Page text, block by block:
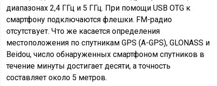
диапазонах 2,4 ГГц и 5 ГГц. При помощи USB OTG к
смартфону подключаются флешки. FM-радио
отсутствует. Что же касается определения
местоположения по спутникам GPS (A-GPS), GLONASS и
Beidou, число обнаруженных смартфоном спутников в
течение минуты достигает десяти, а точность
составляет около 5 метров.